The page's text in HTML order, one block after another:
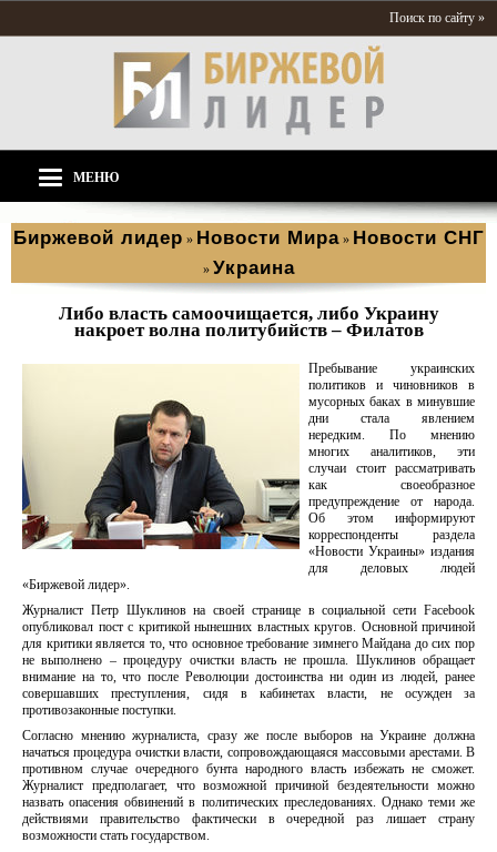
Поиск по сайту »
МЕНЮ
Биржевой лидер » Новости Мира » Новости СНГ
» Украина
Либо власть самоочищается, либо Украину
накроет волна политубийств – Филатов
Пребывание украинских
политиков и чиновников в
мусорных баках в минувшие
дни стала явлением
нередким. По мнению
многих аналитиков, эти
случаи стоит рассматривать
как своеобразное
предупреждение от народа.
Об этом информируют
корреспонденты раздела
«Новости Украины» издания
для деловых людей
«Биржевой лидер».
Журналист Петр Шуклинов на своей странице в социальной сети Facebook
опубликовал пост с критикой нынешних властных кругов. Основной причиной
для критики является то, что основное требование зимнего Майдана до сих пор
не выполнено – процедуру очистки власть не прошла. Шуклинов обращает
внимание на то, что после Революции достоинства ни один из людей, ранее
совершавших преступления, сидя в кабинетах власти, не осужден за
противозаконные поступки.
Согласно мнению журналиста, сразу же после выборов на Украине должна
начаться процедура очистки власти, сопровождающаяся массовыми арестами. В
противном случае очередного бунта народного власть избежать не сможет.
Журналист предполагает, что возможной причиной бездеятельности можно
назвать опасения обвинений в политических преследованиях. Однако теми же
действиями правительство фактически в очередной раз лишает страну
возможности стать государством.